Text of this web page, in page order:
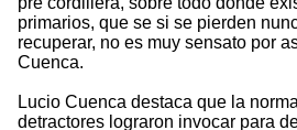
primarios, que se si se pierden
recuperar, no es muy sensato por
Cuenca.
Lucio Cuenca destaca que la
detractores lograron invocar para